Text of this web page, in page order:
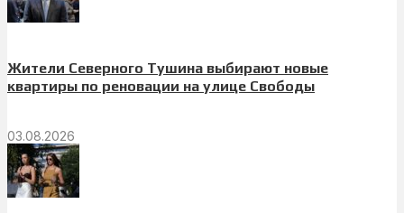
Жители Северного Тушина выбирают новые
квартиры по реновации на улице Свободы
03.08.2026